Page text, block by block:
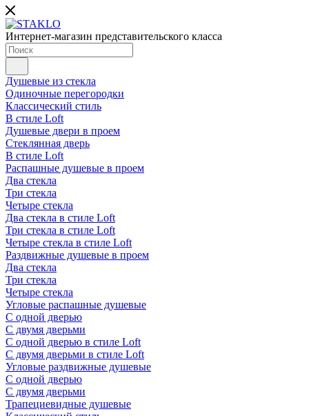
Интернет-магазин представительского класса
Душевые из стекла
Одиночные перегородки
Классический стиль
В стиле Loft
Душевые двери в проем
Стеклянная дверь
В стиле Loft
Распашные душевые в проем
Два стекла
Три стекла
Четыре стекла
Два стекла в стиле Loft
Три стекла в стиле Loft
Четыре стекла в стиле Loft
Раздвижные душевые в проем
Два стекла
Три стекла
Четыре стекла
Угловые распашные душевые
С одной дверью
С двумя дверьми
С одной дверью в стиле Loft
С двумя дверьми в стиле Loft
Угловые раздвижные душевые
С одной дверью
С двумя дверьми
Трапециевидные душевые